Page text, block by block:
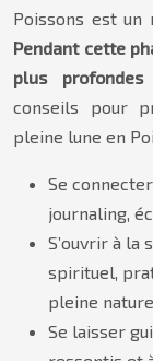
Poissons est un
Pendant cette
plus
conseils pour
pleine lune en
Se
journaling,
S’ouvrir à la
spirituel,
pleine
Se laisser